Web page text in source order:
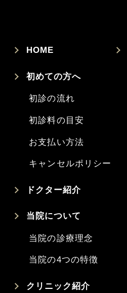
HOME
初めての方へ
初診の流れ
初診料の目安
お支払い方法
キャンセルポリシー
ドクター紹介
当院について
当院の診療理念
当院の4つの特徴
クリニック紹介